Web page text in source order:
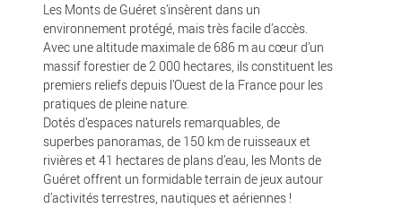
Les Monts de Guéret s’insèrent dans un
environnement protégé, mais très facile d’accès.
Avec une altitude maximale de 686 m au cœur d’un
massif forestier de 2 000 hectares, ils constituent les
premiers reliefs depuis l’Ouest de la France pour les
pratiques de pleine nature.
Dotés d’espaces naturels remarquables, de
superbes panoramas, de 150 km de ruisseaux et
rivières et 41 hectares de plans d’eau, les Monts de
Guéret offrent un formidable terrain de jeux autour
d’activités terrestres, nautiques et aériennes !